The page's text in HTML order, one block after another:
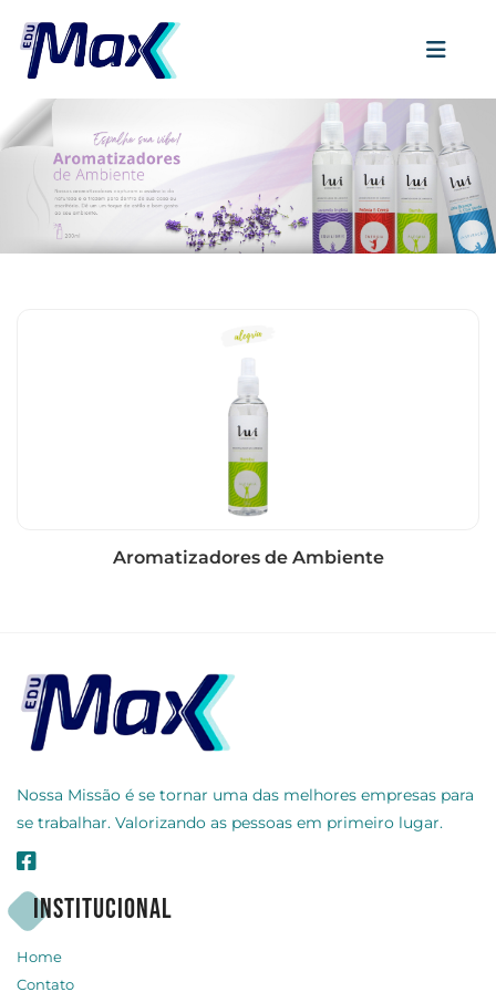
Aromatizadores de Ambiente
Nossa Missão é se tornar uma das melhores empresas para
se trabalhar. Valorizando as pessoas em primeiro lugar.
Institucional
Home
Contato